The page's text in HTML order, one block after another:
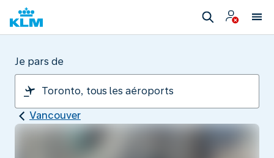
Je pars de
Vancouver